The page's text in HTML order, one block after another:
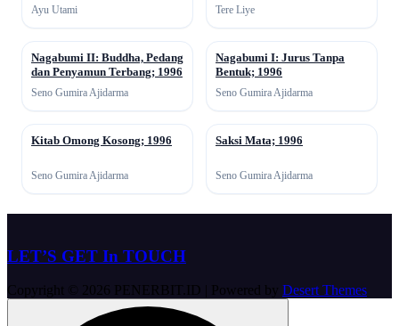
Ayu Utami Tere Liye
↗
Nagabumi II: Buddha, Pedang
dan Penyamun Terbang; 1996
Seno Gumira Ajidarma
Nagabumi I: Jurus Tanpa
Bentuk; 1996
Seno Gumira Ajidarma
↗
Kitab Omong Kosong; 1996
Seno Gumira Ajidarma
Saksi Mata; 1996
Seno Gumira Ajidarma
LET’S GET In TOUCH
Copyright © 2026 PENERBIT.ID | Powered by Desert Themes